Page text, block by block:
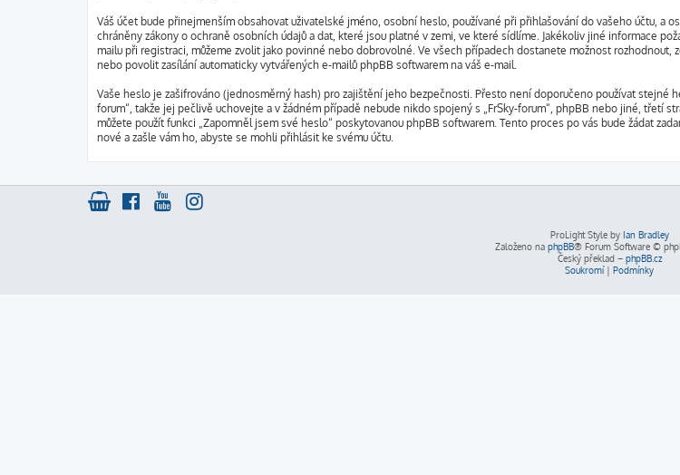
Váš účet bude přinejmenším obsahovat uživatelské jméno, osobní heslo, používané při přihlašování do vašeho účtu, a
chráněny zákony o ochraně osobních údajů a dat, které jsou platné v zemi, ve které sídlíme. Jakékoliv jiné informace
mailu při registraci, můžeme zvolit jako povinné nebo dobrovolné. Ve všech případech dostanete možnost
nebo povolit zasílání automaticky vytvářených e-mailů phpBB softwarem na váš e-mail.
Vaše heslo je zašifrováno (jednosměrný hash) pro zajištění jeho bezpečnosti. Přesto není doporučeno používat stejné
forum“, takže jej pečlivě uchovejte a v žádném případě nebude nikdo spojený s „FrSky-forum“, phpBB nebo jiné, třetí
můžete použít funkci „Zapomněl jsem své heslo“ poskytovanou phpBB softwarem. Tento proces po vás bude žádat
nové a zašle vám ho, abyste se mohli přihlásit ke svému účtu.
ProLight Style by Ian Bradley
Založeno na phpBB® Forum Software ©
Český překlad – phpBB.cz
Soukromí| Podmínky